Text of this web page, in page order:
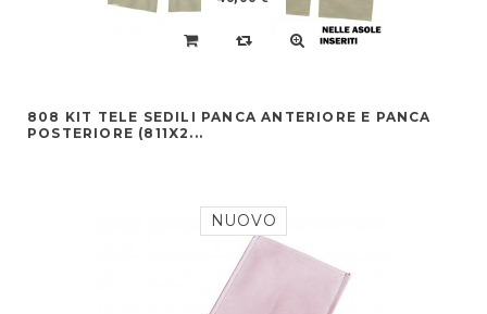
808 KIT TELE SEDILI PANCA ANTERIORE E PANCA
POSTERIORE (811X2...
NUOVO